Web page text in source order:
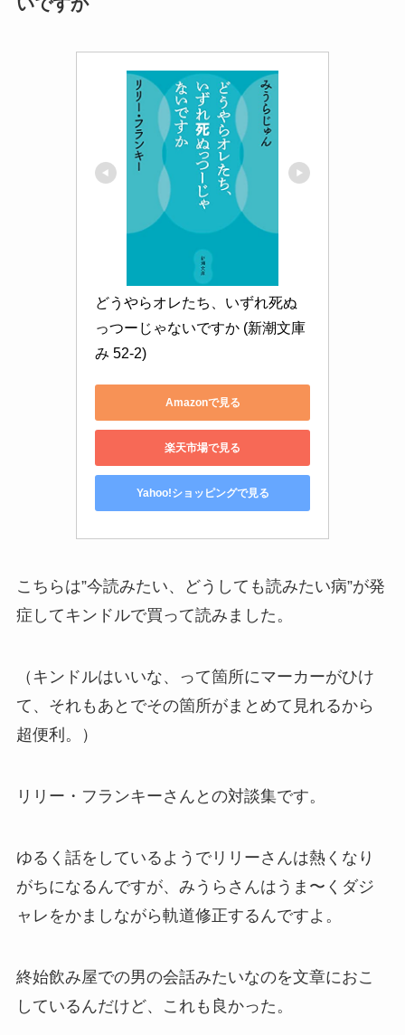
どうやらオレたち、いずれ死ぬ
っつーじゃないですか (新潮文庫
み 52-2)
Amazonで見る
楽天市場で見る
Yahoo!ショッピングで見る
こちらは”今読みたい、どうしても読みたい病”が発
症してキンドルで買って読みました。
（キンドルはいいな、って箇所にマーカーがひけ
て、それもあとでその箇所がまとめて見れるから
超便利。）
リリー・フランキーさんとの対談集です。
ゆるく話をしているようでリリーさんは熱くなり
がちになるんですが、みうらさんはうま〜くダジ
ャレをかましながら軌道修正するんですよ。
終始飲み屋での男の会話みたいなのを文章におこ
しているんだけど、これも良かった。